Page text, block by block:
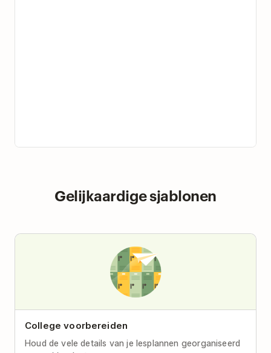
Gelijkaardige sjablonen
College voorbereiden
Houd de vele details van je lesplannen georganiseerd